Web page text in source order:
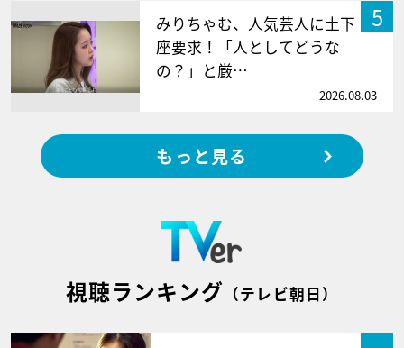
5
みりちゃむ、人気芸人に土下
座要求！「人としてどうな
の？」と厳…
2026.08.03
もっと見る
視聴ランキング （テレビ朝日）